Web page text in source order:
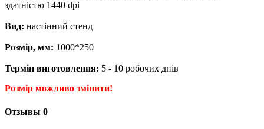
здатністю 1440 dpi
Вид: настінний стенд
Розмір, мм: 1000*250
Термін виготовлення: 5 - 10 робочих днів
Розмір можливо змінити!
Отзывы 0